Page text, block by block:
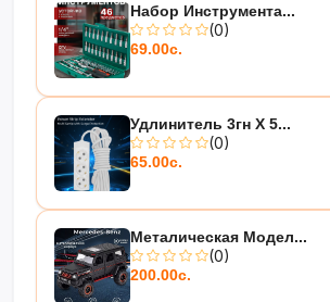
Набор Инструмента...
(0)
69.00с.
Удлинитель 3гн Х 5...
(0)
65.00с.
Металическая Модел...
(0)
200.00с.